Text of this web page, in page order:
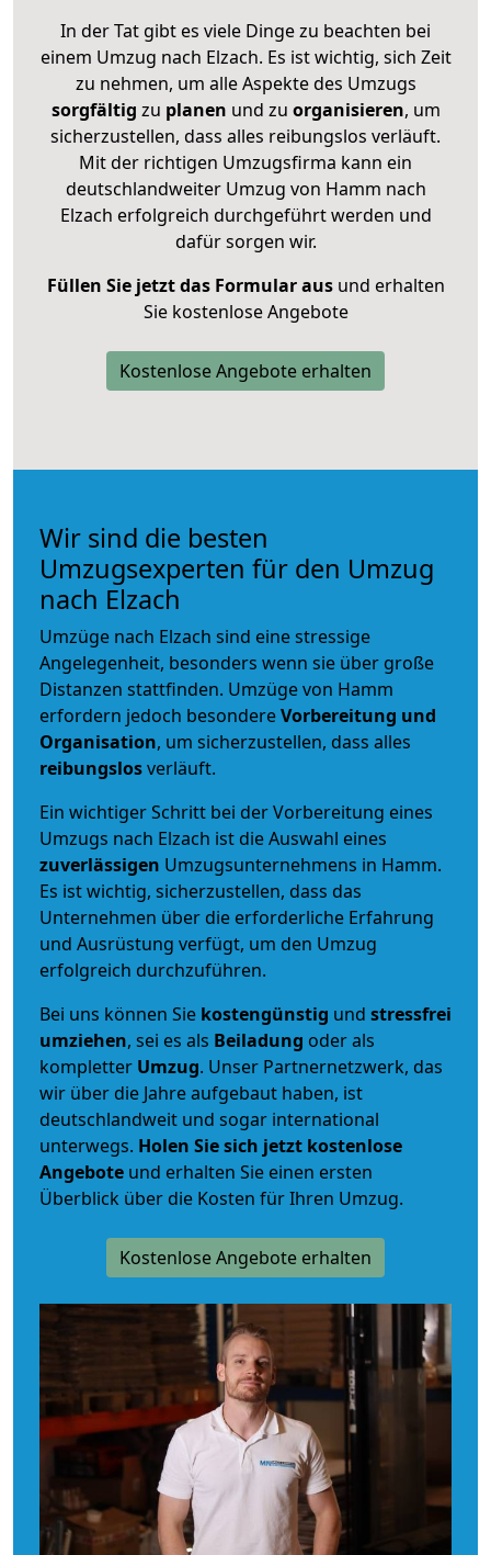
In der Tat gibt es viele Dinge zu beachten bei
einem Umzug nach Elzach. Es ist wichtig, sich Zeit
zu nehmen, um alle Aspekte des Umzugs
sorgfältig zu planen und zu organisieren, um
sicherzustellen, dass alles reibungslos verläuft.
Mit der richtigen Umzugsfirma kann ein
deutschlandweiter Umzug von Hamm nach
Elzach erfolgreich durchgeführt werden und
dafür sorgen wir.
Füllen Sie jetzt das Formular ausund erhalten
Sie kostenlose Angebote
Kostenlose Angebote erhalten
Wir sind die besten
Umzugsexperten für den Umzug
nach Elzach
Umzüge nach Elzach sind eine stressige
Angelegenheit, besonders wenn sie über große
Distanzen stattfinden. Umzüge von Hamm
erfordern jedoch besondereVorbereitung und
Organisation, um sicherzustellen, dass alles
reibungslosverläuft.
Ein wichtiger Schritt bei der Vorbereitung eines
Umzugs nach Elzach ist die Auswahl eines
zuverlässigen Umzugsunternehmens in Hamm.
Es ist wichtig, sicherzustellen, dass das
Unternehmen über die erforderliche Erfahrung
und Ausrüstung verfügt, um den Umzug
erfolgreich durchzuführen.
Bei uns können Sie kostengünstig und stressfrei
umziehen, sei es als Beiladung oder als
kompletter Umzug. Unser Partnernetzwerk, das
wir über die Jahre aufgebaut haben, ist
deutschlandweit und sogar international
unterwegs. Holen Sie sich jetzt kostenlose
Angebote und erhalten Sie einen ersten
Überblick über die Kosten für Ihren Umzug.
Kostenlose Angebote erhalten